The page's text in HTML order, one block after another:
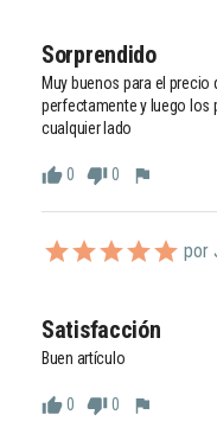
Sorprendido
Muy buenos para el
perfectamente y luego los
cualquier lado
thumb_up0 thumb_down0 flag
por
Satisfacción
Buen artículo
thumb_up0 thumb_down0 flag